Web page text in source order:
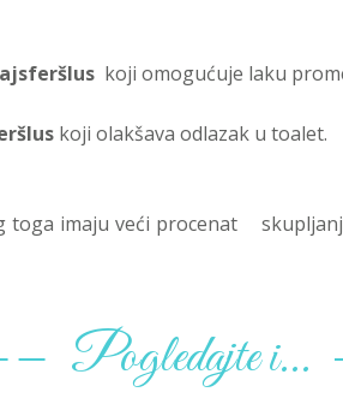
koji omogućuje laku
koji olakšava odlazak u toalet.
toga imaju veći procenat
Pogledajte i...